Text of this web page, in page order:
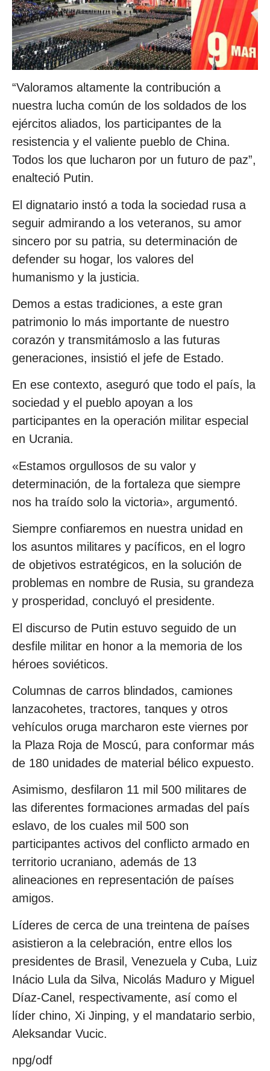
“Valoramos altamente la contribución a
nuestra lucha común de los soldados de los
ejércitos aliados, los participantes de la
resistencia y el valiente pueblo de China.
Todos los que lucharon por un futuro de paz”,
enalteció Putin.
El dignatario instó a toda la sociedad rusa a
seguir admirando a los veteranos, su amor
sincero por su patria, su determinación de
defender su hogar, los valores del
humanismo y la justicia.
Demos a estas tradiciones, a este gran
patrimonio lo más importante de nuestro
corazón y transmitámoslo a las futuras
generaciones, insistió el jefe de Estado.
En ese contexto, aseguró que todo el país, la
sociedad y el pueblo apoyan a los
participantes en la operación militar especial
en Ucrania.
«Estamos orgullosos de su valor y
determinación, de la fortaleza que siempre
nos ha traído solo la victoria», argumentó.
Siempre confiaremos en nuestra unidad en
los asuntos militares y pacíficos, en el logro
de objetivos estratégicos, en la solución de
problemas en nombre de Rusia, su grandeza
y prosperidad, concluyó el presidente.
El discurso de Putin estuvo seguido de un
desfile militar en honor a la memoria de los
héroes soviéticos.
Columnas de carros blindados, camiones
lanzacohetes, tractores, tanques y otros
vehículos oruga marcharon este viernes por
la Plaza Roja de Moscú, para conformar más
de 180 unidades de material bélico expuesto.
Asimismo, desfilaron 11 mil 500 militares de
las diferentes formaciones armadas del país
eslavo, de los cuales mil 500 son
participantes activos del conflicto armado en
territorio ucraniano, además de 13
alineaciones en representación de países
amigos.
Líderes de cerca de una treintena de países
asistieron a la celebración, entre ellos los
presidentes de Brasil, Venezuela y Cuba, Luiz
Inácio Lula da Silva, Nicolás Maduro y Miguel
Díaz-Canel, respectivamente, así como el
líder chino, Xi Jinping, y el mandatario serbio,
Aleksandar Vucic.
npg/odf